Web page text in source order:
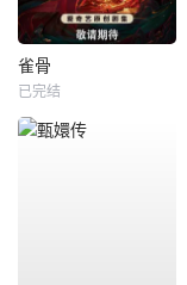
雀骨
已完结